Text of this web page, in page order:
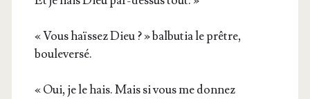
« Vous haïs­sez Dieu ? » bal­bu­tia le prêtre,
bouleversé.
« Oui, je le hais. Mais si vous me don­nez